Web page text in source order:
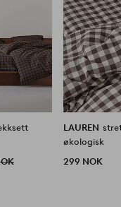
LAUREN
økologisk
299 NOK